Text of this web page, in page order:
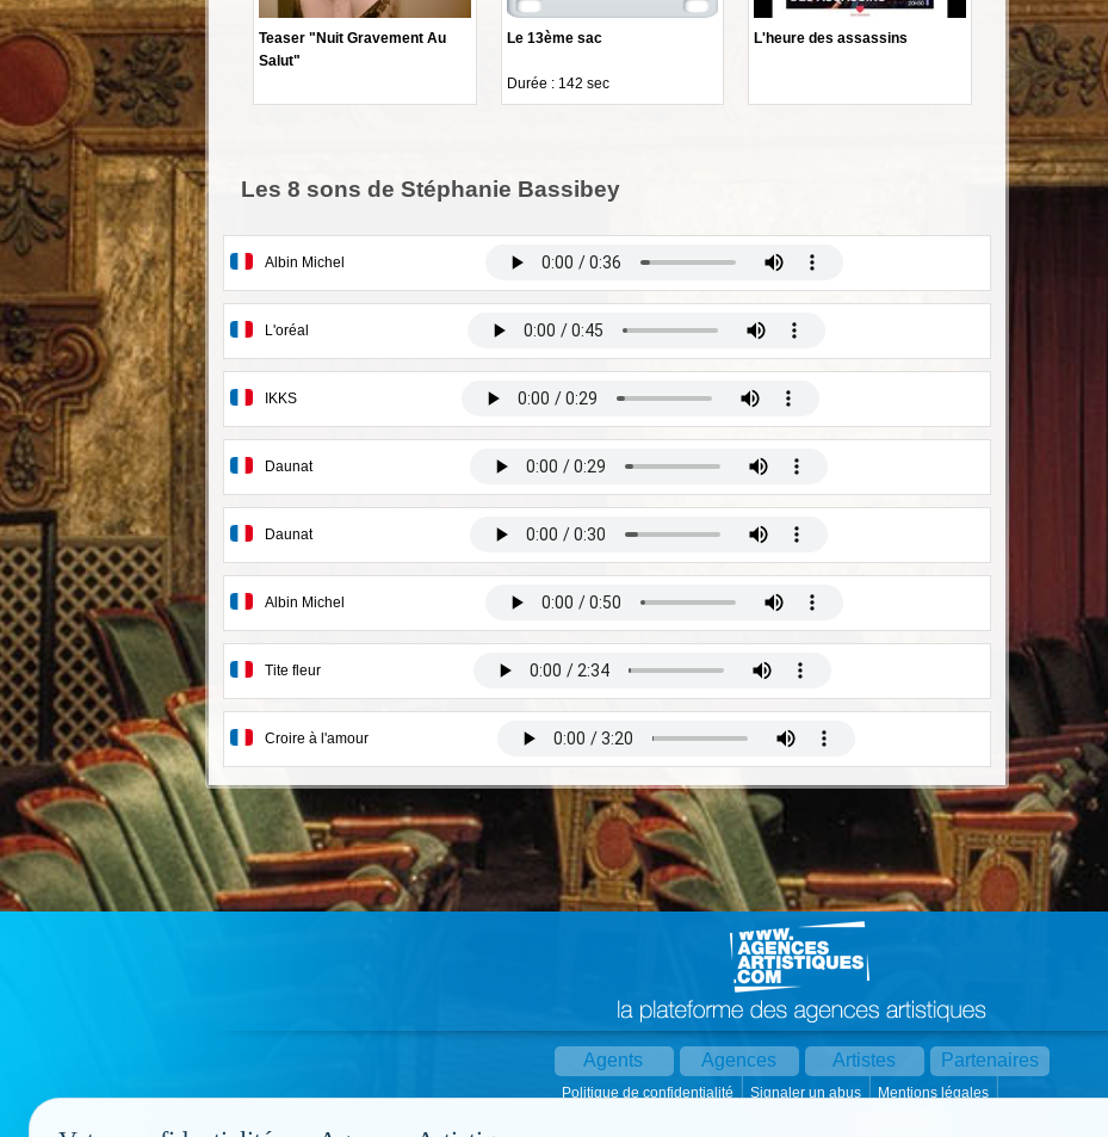
Teaser "Nuit Gravement Au
Salut"
Le 13ème sac
Durée : 142 sec
L'heure des assassins
Les 8 sons de Stéphanie Bassibey
Albin Michel
L'oréal
IKKS
Daunat
Daunat
Albin Michel
Tite fleur
Croire à l'amour
Agents Agences Artistes Partenaires
Politique de confidentialité Signaler un abus
Mentions légales